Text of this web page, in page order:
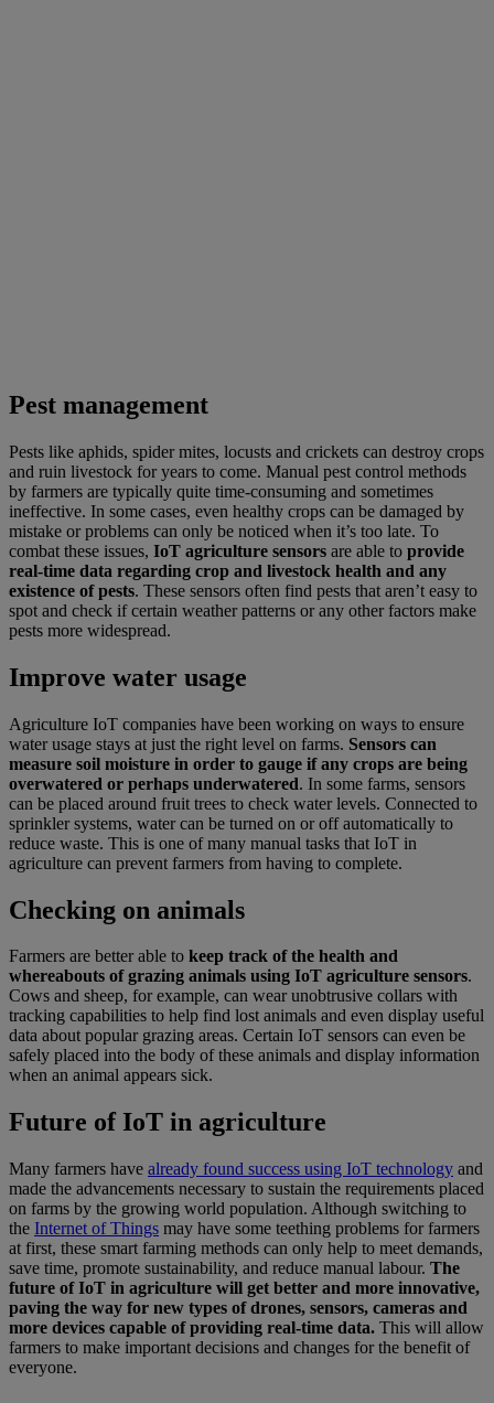
Pest management
Pests like aphids, spider mites, locusts and crickets can destroy crops
and ruin livestock for years to come. Manual pest control methods
by farmers are typically quite time-consuming and sometimes
ineffective. In some cases, even healthy crops can be damaged by
mistake or problems can only be noticed when it’s too late. To
combat these issues, IoT agriculture sensors are able to provide
real-time data regarding crop and livestock health and any
existence of pests. These sensors often find pests that aren’t easy to
spot and check if certain weather patterns or any other factors make
pests more widespread.
Improve water usage
Agriculture IoT companies have been working on ways to ensure
water usage stays at just the right level on farms. Sensors can
measure soil moisture in order to gauge if any crops are being
overwatered or perhaps underwatered. In some farms, sensors
can be placed around fruit trees to check water levels. Connected to
sprinkler systems, water can be turned on or off automatically to
reduce waste. This is one of many manual tasks that IoT in
agriculture can prevent farmers from having to complete.
Checking on animals
Farmers are better able to keep track of the health and
whereabouts of grazing animals using IoT agriculture sensors.
Cows and sheep, for example, can wear unobtrusive collars with
tracking capabilities to help find lost animals and even display useful
data about popular grazing areas. Certain IoT sensors can even be
safely placed into the body of these animals and display information
when an animal appears sick.
Future of IoT in agriculture
Many farmers have already found success using IoT technology and
made the advancements necessary to sustain the requirements placed
on farms by the growing world population. Although switching to
the Internet of Things may have some teething problems for farmers
at first, these smart farming methods can only help to meet demands,
save time, promote sustainability, and reduce manual labour. The
future of IoT in agriculture will get better and more innovative,
paving the way for new types of drones, sensors, cameras and
more devices capable of providing real-time data. This will allow
farmers to make important decisions and changes for the benefit of
everyone.